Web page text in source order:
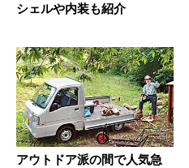
シェルや内装も紹介
アウトドア派の間で人気急